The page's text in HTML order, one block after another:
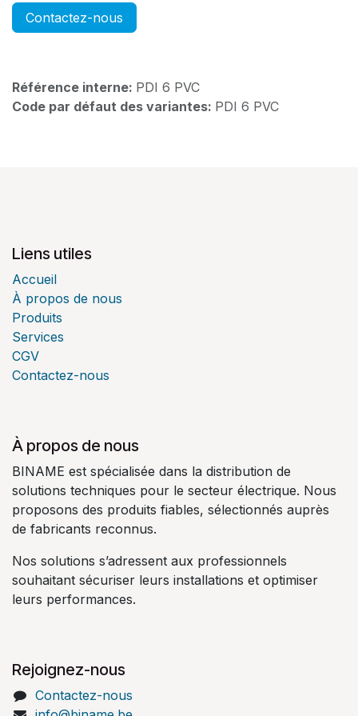
Contactez-nous
Référence interne: PDI 6 PVC
Code par défaut des variantes: PDI 6 PVC
Liens utiles
Accueil
À propos de nous
Produits
Services
CGV
Contactez-nous
À propos de nous
BINAME est spécialisée dans la distribution de
solutions techniques pour le secteur électrique. Nous
proposons des produits fiables, sélectionnés auprès
de fabricants reconnus.
Nos solutions s’adressent aux professionnels
souhaitant sécuriser leurs installations et optimiser
leurs performances.
Rejoignez-nous
Contactez-nous